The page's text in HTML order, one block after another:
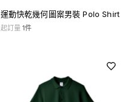
運動快乾幾何圖案男裝 Polo Shirt
起訂量 1件